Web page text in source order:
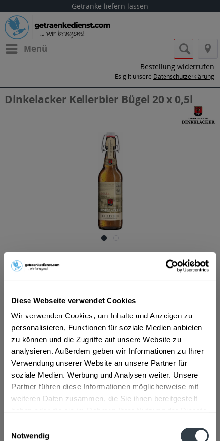
Diese Webseite verwendet Cookies
Wir verwenden Cookies, um Inhalte und Anzeigen zu
personalisieren, Funktionen für soziale Medien anbieten
zu können und die Zugriffe auf unsere Website zu
analysieren. Außerdem geben wir Informationen zu Ihrer
Verwendung unserer Website an unsere Partner für
soziale Medien, Werbung und Analysen weiter. Unsere
Partner führen diese Informationen möglicherweise mit
weiteren Daten zusammen, die Sie ihnen bereitgestellt
Notwendig
Getränke liefern lassen
Menü
Bestellung widerrufen
Es gilt unsere Datenschutzerklärung
Dinkelacker Kellerbier Bügel 20 x 0,5l
ab 19,19 € *
Inhalt:10 Liter (1,92 € * / 1 Liter)
MEHRWEG
+4,50 € Pfand
In denWarenkorb
Artikel-Nr.:
14651
Verfügbar in:
Beschreibung